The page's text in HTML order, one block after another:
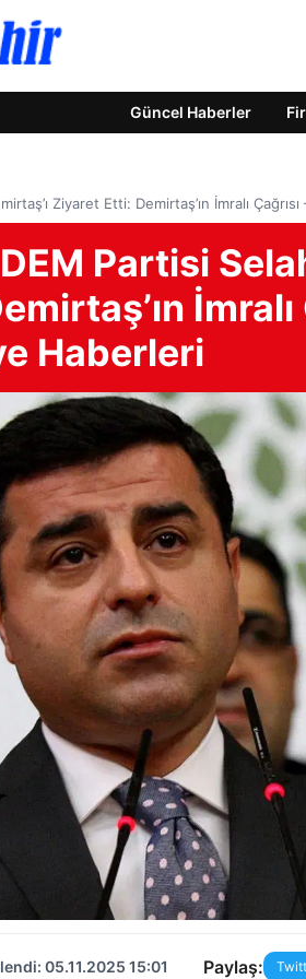
Güncel Haberler
Ziyaret Etti: Demirtaş’ın İmralı
Partisi
İmralı
Haberleri
05.11.2025 15:01 Paylaş: